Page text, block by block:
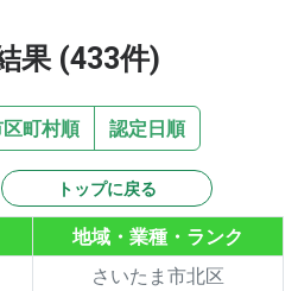
果 (433件)
町村順 認定日順
トップに戻る
地域・業種・ランク
さいたま市北区